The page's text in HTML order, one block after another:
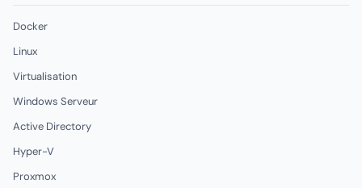
Docker
Linux
Virtualisation
Windows Serveur
Active Directory
Hyper-V
Proxmox